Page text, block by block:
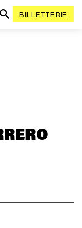
BILLETTERIE